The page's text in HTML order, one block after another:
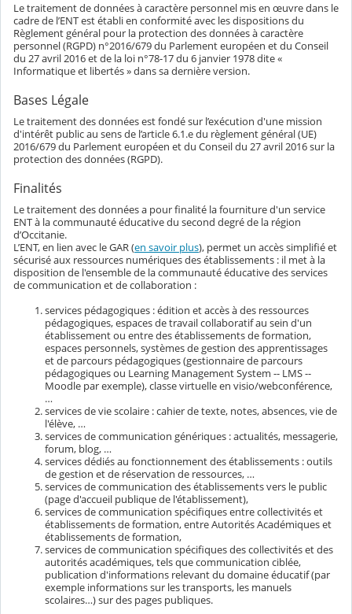
Le traitement de données à caractère personnel mis en œuvre dans le
cadre de l’ENT est établi en conformité avec les dispositions du
Règlement général pour la protection des données à caractère
personnel (RGPD) n°2016/679 du Parlement européen et du Conseil
du 27 avril 2016 et de la loi n°78-17 du 6 janvier 1978 dite «
Informatique et libertés » dans sa dernière version.
Bases Légale
Le traitement des données est fondé sur l’exécution d'une mission
d'intérêt public au sens de l’article 6.1.e du règlement général (UE)
2016/679 du Parlement européen et du Conseil du 27 avril 2016 sur la
protection des données (RGPD).
Finalités
Le traitement des données a pour finalité la fourniture d'un service
ENT à la communauté éducative du second degré de la région
d’Occitanie.
L’ENT, en lien avec le GAR (en savoir plus), permet un accès simplifié et
sécurisé aux ressources numériques des établissements : il met à la
disposition de l'ensemble de la communauté éducative des services
de communication et de collaboration :
services pédagogiques : édition et accès à des ressources
pédagogiques, espaces de travail collaboratif au sein d'un
établissement ou entre des établissements de formation,
espaces personnels, systèmes de gestion des apprentissages
et de parcours pédagogiques (gestionnaire de parcours
pédagogiques ou Learning Management System -- LMS --
Moodle par exemple), classe virtuelle en visio/webconférence,
…
services de vie scolaire : cahier de texte, notes, absences, vie de
l'élève, …
services de communication génériques : actualités, messagerie,
forum, blog, …
services dédiés au fonctionnement des établissements : outils
de gestion et de réservation de ressources, …
services de communication des établissements vers le public
(page d'accueil publique de l'établissement),
services de communication spécifiques entre collectivités et
établissements de formation, entre Autorités Académiques et
établissements de formation,
services de communication spécifiques des collectivités et des
autorités académiques, tels que communication ciblée,
publication d'informations relevant du domaine éducatif (par
exemple informations sur les transports, les manuels
scolaires…) sur des pages publiques.